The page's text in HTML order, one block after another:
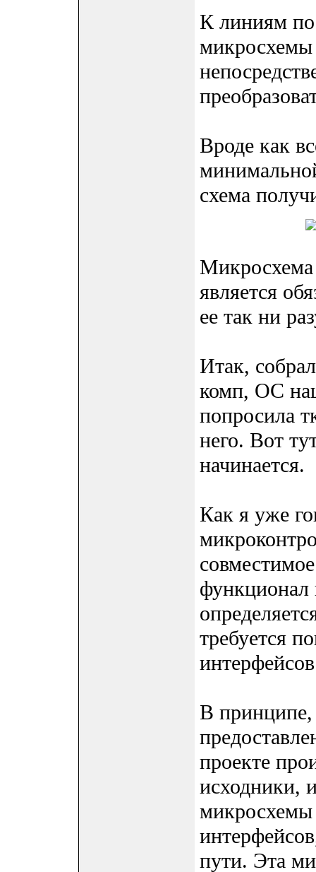
К линиям
Вроде как
схема
Микросхема
является
ее так ни
Итак,
комп, ОС
попросила
него. Вот
начинается.
Как я уже
функционал
требуется
В принципе,
проекте
исходники,
микросхемы
пути. Эта